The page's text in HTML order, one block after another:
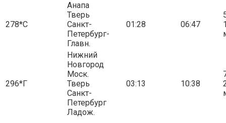
278*С
Анапа
Тверь
Санкт-
Петербург-
Главн.
01:28 06:47
296*Г
Нижний
Новгород
Моск.
Тверь
Санкт-
Петербург
Ладож.
03:13 10:38